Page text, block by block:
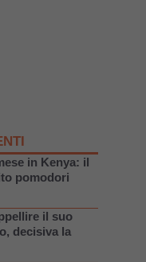
in Kenya: il
pomodori
il suo
decisiva la